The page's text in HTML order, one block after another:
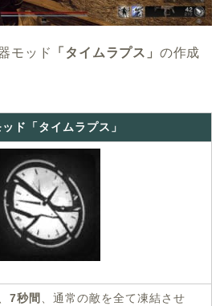
モッド 「タイムラプス」 の作成
ド「タイムラプス」
7秒間 、通常の敵を全て凍結させ